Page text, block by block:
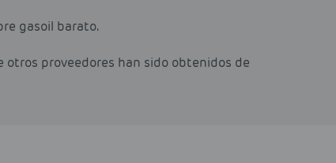
gasoil barato.
otros proveedores han sido obtenidos de